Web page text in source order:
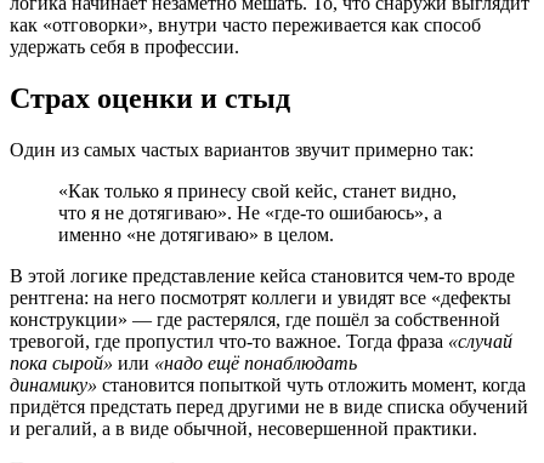
как «отговорки», внутри часто переживается как способ
удержать себя в профессии.
Страх оценки и стыд
Один из самых частых вариантов звучит примерно так:
«Как только я принесу свой кейс, станет видно,
что я не дотягиваю». Не «где-то ошибаюсь», а
именно «не дотягиваю» в целом.
В этой логике представление кейса становится чем-то вроде
рентгена: на него посмотрят коллеги и увидят все «дефекты
конструкции» — где растерялся, где пошёл за собственной
тревогой, где пропустил что-то важное. Тогда фраза «случай
пока сырой» или «надо ещё понаблюдать
динамику» становится попыткой чуть отложить момент, когда
придётся предстать перед другими не в виде списка обучений
и регалий, а в виде обычной, несовершенной практики.